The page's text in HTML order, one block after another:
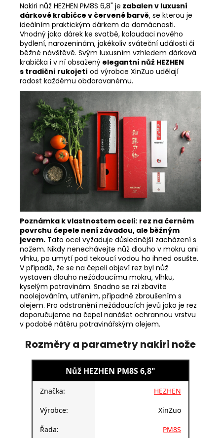
Nakiri nůž HEZHEN PM8S 6,8" je zabalen v luxusní
dárkové krabičce v červené barvě, se kterou je
ideálním praktickým dárkem do domácnosti.
Vhodný jako dárek ke svatbě, kolaudaci nového
bydlení, narozeninám, jakékoliv sváteční události či
běžné návštěvě. Svým luxusním vzhledem dárková
krabička i v ní obsažený elegantní nůž HEZHEN
s tradiční rukojetí od výrobce XinZuo udělají
radost každému obdarovanému.
Poznámka k vlastnostem oceli: rez na černém
povrchu čepele není závadou, ale běžným
jevem. Tato ocel vyžaduje důslednější zacházení s
nožem. Nikdy nenechávejte nůž dlouho v mokru ani
vlhku, po umytí pod tekoucí vodou ho ihned osušte.
V případě, že se na čepeli objeví rez byl nůž
vystaven dlouho nežádoucímu mokru, vlhku,
kyselým potravinám. Snadno se rzi zbavíte
naolejováním, utřením, případně zbroušením s
olejem. Pro odstranění nežádoucích jevů jako je rez
doporučujeme na čepel nanášet ochrannou vrstvu
v podobě nátěru potravinářským olejem.
Rozměry a parametry nakiri nože
Nůž HEZHEN PM8S 6,8"
Značka: HEZHEN
Výrobce: XinZuo
Řada: PM8S